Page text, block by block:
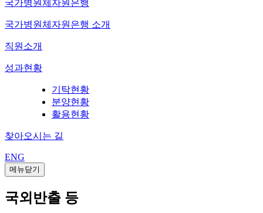
국가병원체자원은행
국가병원체자원은행 소개
직원소개
성과현황
기탁현황
분양현황
활용현황
찾아오시는 길
ENG
메뉴닫기
국외반출 등